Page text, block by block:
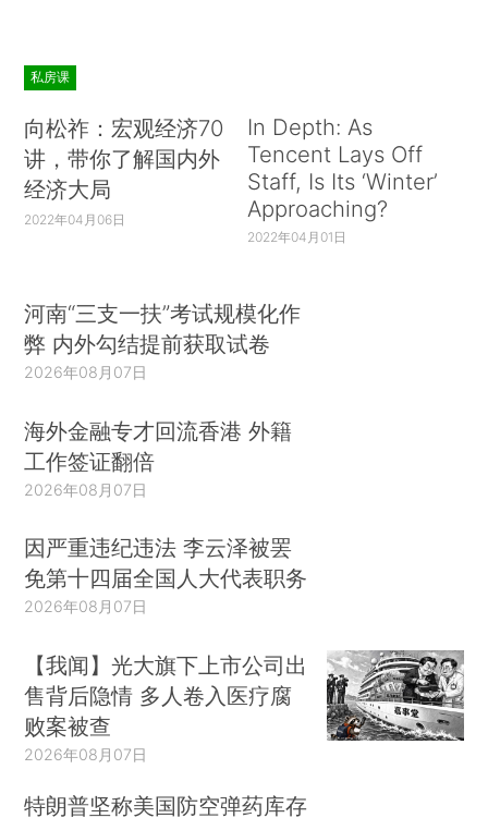
私房课
向松祚：宏观经济70
讲，带你了解国内外
经济大局
2022年04月06日
In Depth: As
Tencent Lays Off
Staff, Is Its ‘Winter’
Approaching?
2022年04月01日
河南“三支一扶”考试规模化作
弊 内外勾结提前获取试卷
2026年08月07日
海外金融专才回流香港 外籍
工作签证翻倍
2026年08月07日
因严重违纪违法 李云泽被罢
免第十四届全国人大代表职务
2026年08月07日
【我闻】光大旗下上市公司出
售背后隐情 多人卷入医疗腐
败案被查
2026年08月07日
特朗普坚称美国防空弹药库存